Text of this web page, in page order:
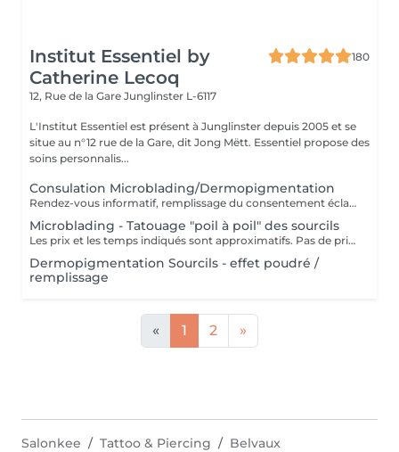
Institut Essentiel by
Catherine Lecoq
180
12, Rue de la Gare Junglinster L-6117
L'Institut Essentiel est présent à Junglinster depuis 2005 et se
situe au n°12 rue de la Gare, dit Jong Mëtt. Essentiel propose des
soins personnalis...
Consulation Microblading/Dermopigmentation
Rendez-vous informatif, remplissage du consentement éclairé pour la réalisation d'un acte de tatouage. Évaluation du tatouage à réaliser, choix de la technique la mieux adaptée. La consultation est considérée comme un acompte si prise de rendez-vous pour le tatouage endéans les 15 jours.
Microblading - Tatouage "poil à poil" des sourcils
Les prix et les temps indiqués sont approximatifs. Pas de prise de rendez-vous sans consultation préalable. Réservable en ligne ou par téléphone.
Dermopigmentation Sourcils - effet poudré /
remplissage
« 1 2 »
Salonkee Tattoo & Piercing Belvaux